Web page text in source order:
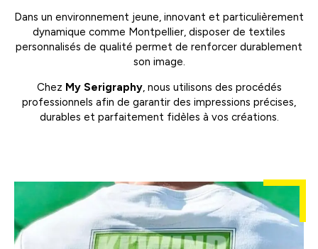
Dans un environnement jeune, innovant et particulièrement
dynamique comme Montpellier, disposer de textiles
personnalisés de qualité permet de renforcer durablement
son image.
Chez My Serigraphy, nous utilisons des procédés
professionnels afin de garantir des impressions précises,
durables et parfaitement fidèles à vos créations.